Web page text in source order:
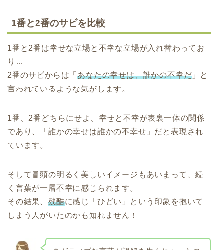
1番と2番のサビを比較
1番と2番は幸せな立場と不幸な立場が入れ替わってお
り…
2番のサビからは「あなたの幸せは、誰かの不幸だ 」と
言われているような気がします。
1番、2番どちらにせよ、幸せと不幸が表裏一体の関係
であり、「誰かの幸せは誰かの不幸せ」だと表現され
ています。
そして冒頭の明るく美しいイメージもあいまって、続
く言葉が一層不幸に感じられます。
その結果、 残酷に感じ「ひどい」という印象を抱いて
しまう人がいたのかも知れません！